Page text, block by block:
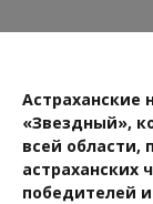
Астраханские
«Звездный»,
всей области,
астраханских
победителей